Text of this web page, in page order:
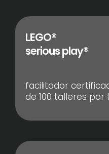
LEGO®
serious play®
facilitador
de 100 talleres